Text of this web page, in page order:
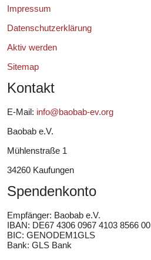
Impressum
Datenschutzerklärung
Aktiv werden
Sitemap
Kontakt
E-Mail: info@baobab-ev.org
Baobab e.V.
Mühlenstraße 1
34260 Kaufungen
Spendenkonto
Empfänger: Baobab e.V.
IBAN: DE67 4306 0967 4103 8566 00
BIC: GENODEM1GLS
Bank: GLS Bank